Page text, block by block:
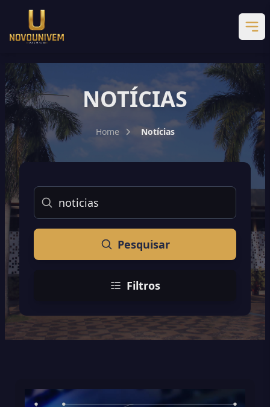
NOTÍCIAS
Home Notícias
Buscar
Pesquisar
Filtros